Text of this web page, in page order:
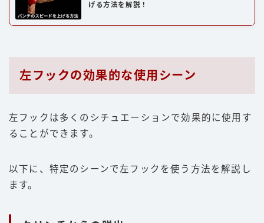
げる方法を解説！
左フックの効果的な使用シーン
左フックは多くのシチュエーションで効果的に使用す
ることができます。
以下に、特定のシーンで左フックを使う方法を解説し
ます。